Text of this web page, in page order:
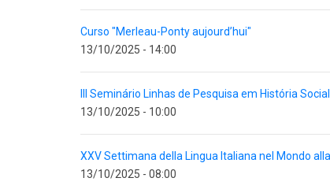
Curso "Merleau-Ponty aujourd’hui"
13/10/2025 - 14:00
III Seminário Linhas de Pesquisa em História
13/10/2025 - 10:00
XXV Settimana della Lingua Italiana nel Mondo
13/10/2025 - 08:00